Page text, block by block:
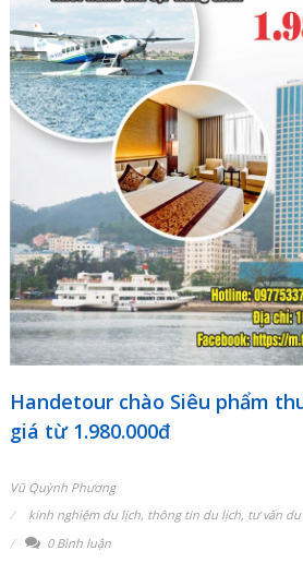
Handetour chào Siêu phẩm
giá từ 1.980.000đ
Vũ Quỳnh Phương
kinh nghiệm du lịch, thông tin du lịch, tư vấn
0 Bình luận